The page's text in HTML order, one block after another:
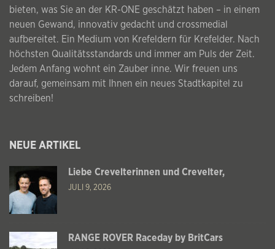
bieten, was Sie an der KR-ONE geschätzt haben – in einem
neuen Gewand, innovativ gedacht und crossmedial
aufbereitet. Ein Medium von Krefeldern für Krefelder. Nach
höchsten Qualitätsstandards und immer am Puls der Zeit.
Jedem Anfang wohnt ein Zauber inne. Wir freuen uns
darauf, gemeinsam mit Ihnen ein neues Stadtkapitel zu
schreiben!
NEUE ARTIKEL
Liebe Crevelterinnen und Crevelter,
JULI 9, 2026
RANGE ROVER Raceday by BritCars